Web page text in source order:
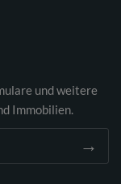
und weitere
Immobilien.
→